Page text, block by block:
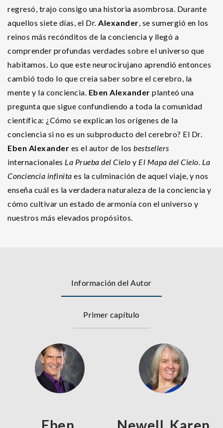
regresó, trajo consigo una historia asombrosa. Durante
aquellos siete días, el Dr. Alexander, se sumergió en los
reinos más recónditos de la conciencia y llegó a
comprender profundas verdades sobre el universo que
habitamos. Lo que este neurocirujano aprendió entonces
cambió todo lo que creía saber sobre el cerebro, la
mente y la conciencia. Eben Alexander planteó una
pregunta que sigue confundiendo a toda la comunidad
científica: ¿Cómo se explican los orígenes de la
conciencia si no es un subproducto del cerebro? El Dr.
Eben Alexander es el autor de los bestsellers
internacionales La Prueba del Cielo y El Mapa del Cielo. La
Conciencia infinita es la culminación de aquel viaje, y nos
enseña cuál es la verdadera naturaleza de la conciencia y
cómo cultivar un estado de armonía con el universo y
nuestros más elevados propósitos.
Información del Autor
Primer capítulo